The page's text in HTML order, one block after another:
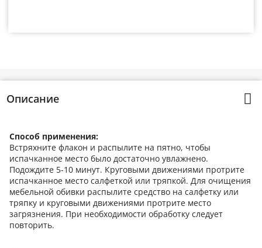
Описание
Способ применения:
Встряхните флакон и распылите на пятно, чтобы
испачканное место было достаточно увлажнено.
Подождите 5-10 минут. Круговыми движениями протрите
испачканное место салфеткой или тряпкой. Для очищения
мебельной обивки распылите средство на салфетку или
тряпку и круговыми движениями протрите место
загрязнения. При необходимости обработку следует
повторить.